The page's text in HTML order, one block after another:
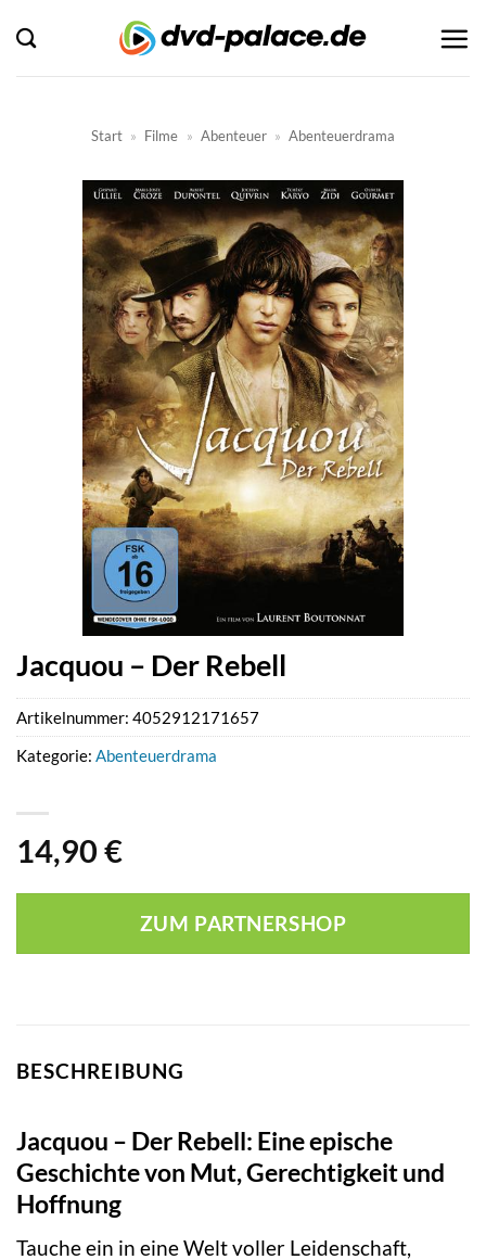
Inhalt
springen
Start » Filme » Abenteuer » Abenteuerdrama
Jacquou – Der Rebell
14,90 €
ZUM PARTNERSHOP
Artikelnummer: 4052912171657
Kategorie: Abenteuerdrama
BESCHREIBUNG
Jacquou – Der Rebell: Eine epische
Geschichte von Mut, Gerechtigkeit und
Hoffnung
Tauche ein in eine Welt voller Leidenschaft,